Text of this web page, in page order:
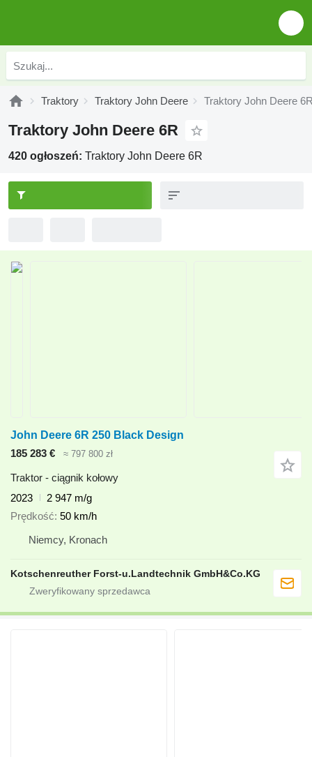
Traktory Traktory John Deere Traktory John Deere
Traktory John Deere 6R
420 ogłoszeń: Traktory John Deere 6R
John Deere 6R 250 Black Design
185 283 €
≈ 797 800 zł
Traktor - ciągnik kołowy
2023
2 947 m/g
Prędkość 50 km/h
Niemcy, Kronach
Kotschenreuther Forst-u.Landtechnik GmbH&Co.KG